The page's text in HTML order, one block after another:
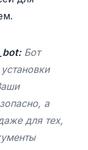
Бот
а
для тех,